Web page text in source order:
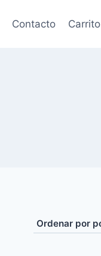
Contacto Carrito